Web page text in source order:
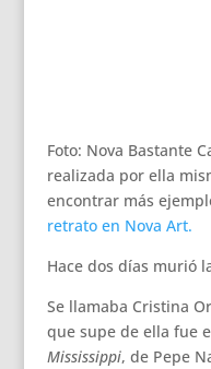
Foto: Nova Bastante
realizada por ella
encontrar más
retrato en Nova Art.
Hace dos días murió
Se llamaba Cristina
que supe de ella fue
Mississippi, de Pepe